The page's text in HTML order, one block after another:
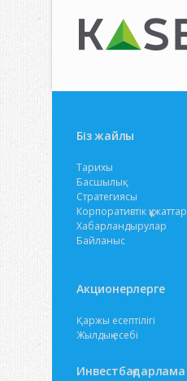
Біз жайлы
Тарихы
Басшылық
Стратегиясы
Корпоративтік құжаттар
Хабарландырулар
Байланыс
Акционерлерге
Қаржы есептілігі
Жылдық есебі
Инвестбағдарлама